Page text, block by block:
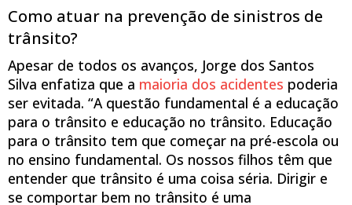
Como atuar na prevenção de sinistros de
trânsito?
Apesar de todos os avanços, Jorge dos Santos
Silva enfatiza que a maioria dos acidentes poderia
ser evitada. “A questão fundamental é a educação
para o trânsito e educação no trânsito. Educação
para o trânsito tem que começar na pré-escola ou
no ensino fundamental. Os nossos filhos têm que
entender que trânsito é uma coisa séria. Dirigir e
se comportar bem no trânsito é uma